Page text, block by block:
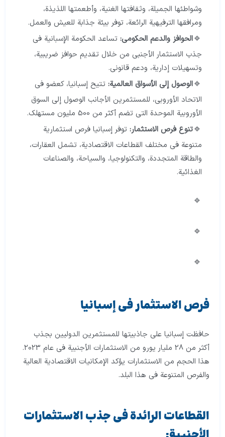
وشواطئها الجميلة، وثقافتها الغنية، وأطعمتها اللذيذة،
ومرافقها الترفيهية الرائعة، توفر بيئة جذابة للعيش والعمل.
الحوافز والدعم الحكومي: تساعد الحكومة الإسبانية في
جذب الاستثمار الأجنبي من خلال تقديم حوافز ضريبية،
وتسهيلات إدارية، ودعم قانوني.
الوصول إلى الأسواق العالمية: تتيح إسبانيا، كعضو في
الاتحاد الأوروبي، للمستثمرين الأجانب الوصول إلى السوق
الأوروبية الموحدة التي تضم أكثر من 500 مليون مستهلك.
تنوع فرص الاستثمار: توفر إسبانيا فرص استثمارية
متنوعة في مختلف القطاعات الاقتصادية، تشمل العقارات،
والطاقة المتجددة، والتكنولوجيا، والسياحة، والصناعات
الغذائية.
فرص الاستثمار في إسبانيا
حافظت إسبانيا على جاذبيتها للمستثمرين الدوليين بجذب
أكثر من 28 مليار يورو من الاستثمارات الأجنبية في عام 2023.
هذا الحجم من الاستثمارات يؤكد الإمكانيات الاقتصادية العالية
والفرص المتنوعة في هذا البلد.
القطاعات الرائدة في جذب الاستثمارات